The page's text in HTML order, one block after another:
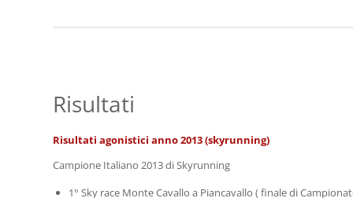
Risultati
Risultati agonistici anno 2013 (skyrunning)
Campione Italiano 2013 di Skyrunning
1° Sky race Monte Cavallo a Piancavallo ( finale di